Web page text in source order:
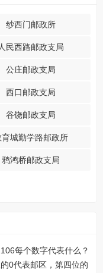
纱西门邮政所
人民西路邮政支局
公庄邮政支局
西口邮政支局
谷饶邮政支局
育城勤学路邮政所
鸦鸿桥邮政支局
每个数字代表什么？
0代表邮区，第四位的